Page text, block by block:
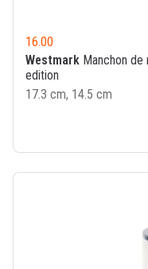
16.00
Westmark Manchon
edition
17.3 cm, 14.5 cm